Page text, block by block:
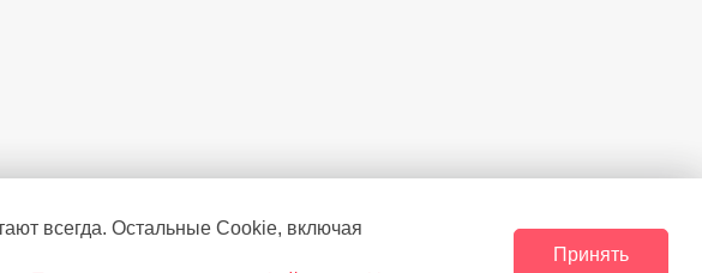
всегда. Остальные Сookie, включая
Принять